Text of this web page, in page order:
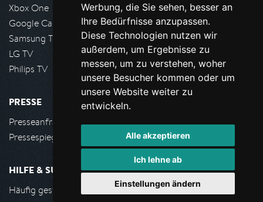
Werbung, die Sie sehen, besser an
Ihre Bedürfnisse anzupassen.
Diese Technologien nutzen wir
außerdem, um Ergebnisse zu
messen, um zu verstehen, woher
unsere Besucher kommen oder um
unsere Website weiter zu
entwickeln.
Alle akzeptieren
Ich lehne ab
Einstellungen ändern
Xbox One
Google Cast
Samsung TV
LG TV
Philips TV
PRESSE
Presseanfrage stellen
Pressespiegel
HILFE & SUPPORT
Häufig gestellte Fragen